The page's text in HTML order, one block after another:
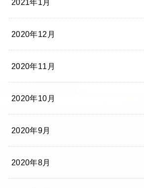
2021年1月
2020年12月
2020年11月
2020年10月
2020年9月
2020年8月